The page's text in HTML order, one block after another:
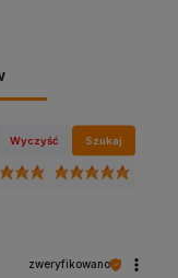
Wyczyść Szukaj
zweryfikowano